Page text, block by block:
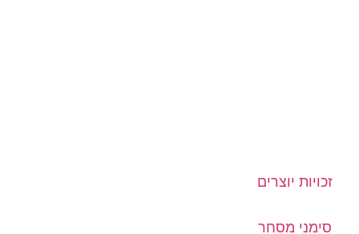
זכויות יוצרים
סימני מסחר